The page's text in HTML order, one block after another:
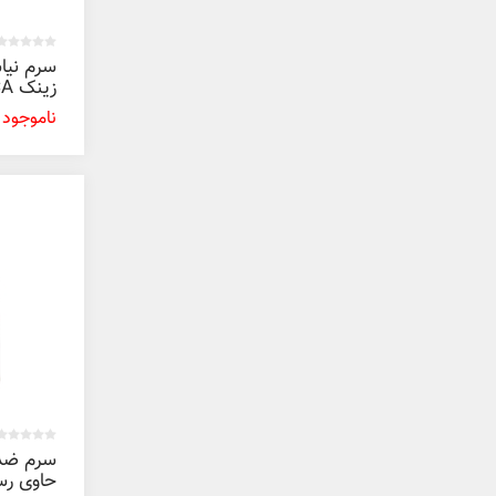
سرم
30 میل
ناموجود
سرم
حاوی